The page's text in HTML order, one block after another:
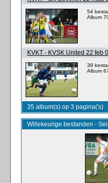
54
Album
KVKT - KVSK United 22 feb
39
Album
35 album(s) op 3 pagina('s)
Willekeurige bestanden -